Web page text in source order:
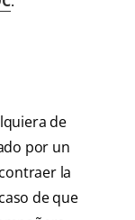
de
por un
la
de que